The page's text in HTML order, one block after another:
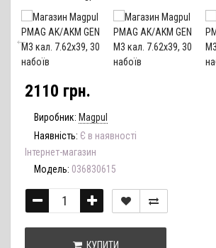
2110 грн.
Виробник: Magpul
Наявність: Є в наявності
Інтернет-магазин
Модель: 036830615
КУПИТИ